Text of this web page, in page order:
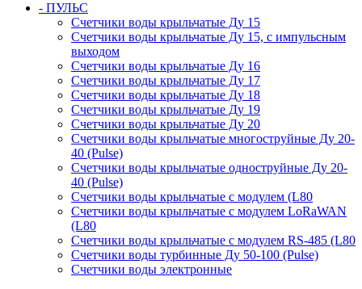
- ПУЛЬС
Счетчики воды крыльчатые Ду 15
Счетчики воды крыльчатые Ду 15, с импульсным
выходом
Счетчики воды крыльчатые Ду 16
Счетчики воды крыльчатые Ду 17
Счетчики воды крыльчатые Ду 18
Счетчики воды крыльчатые Ду 19
Счетчики воды крыльчатые Ду 20
Счетчики воды крыльчатые многоструйные Ду 20-
40 (Pulse)
Счетчики воды крыльчатые одноструйные Ду 20-
40 (Pulse)
Счетчики воды крыльчатые с модулем (L80
Счетчики воды крыльчатые с модулем LoRaWAN
(L80
Счетчики воды крыльчатые с модулем RS-485 (L80
Счетчики воды турбинные Ду 50-100 (Pulse)
Счетчики воды электронные